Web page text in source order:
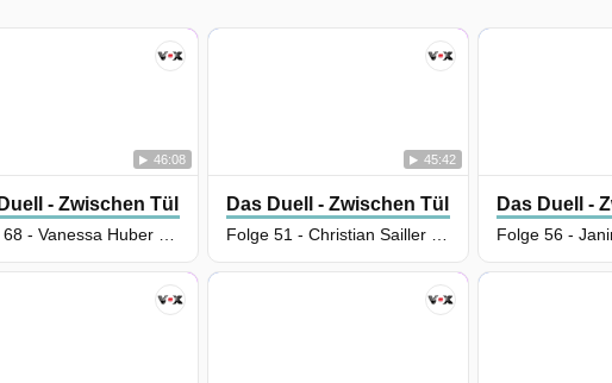
46:08
- Zwischen Tüll Und Tränen
45:42
Das Duell - Zwischen Tüll Und Tränen
Das Duell -